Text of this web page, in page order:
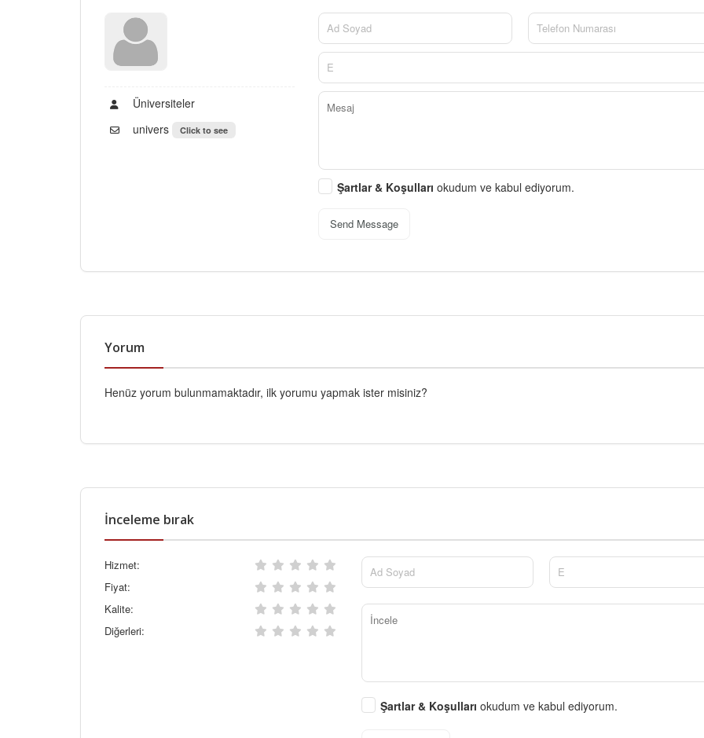
Üniversiteler
univers
Click to see
Şartlar & Koşulları okudum ve kabul ediyorum.
Send Message
Yorum
Henüz yorum bulunmamaktadır, ilk yorumu yapmak ister misiniz?
İnceleme bırak
Hizmet:
Fiyat:
Kalite:
Diğerleri:
Şartlar & Koşullarıokudum ve kabul ediyorum.